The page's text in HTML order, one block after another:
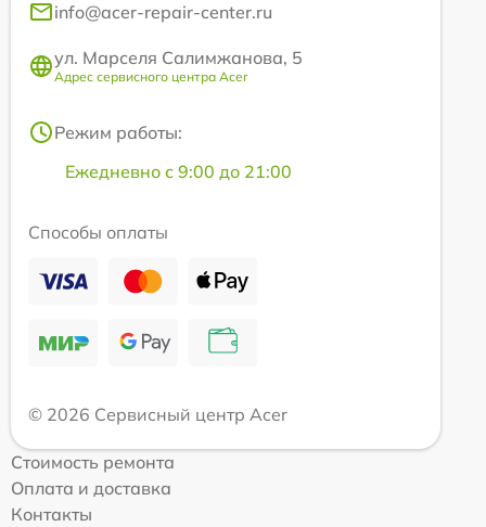
info@acer-repair-center.ru
ул. Марселя Салимжанова, 5
Адрес сервисного центра Acer
Режим работы:
Ежедневно с 9:00 до 21:00
Способы оплаты
© 2026 Сервисный центр Acer
Стоимость ремонта
Оплата и доставка
Контакты